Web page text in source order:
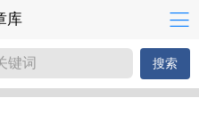
库
键词 搜索